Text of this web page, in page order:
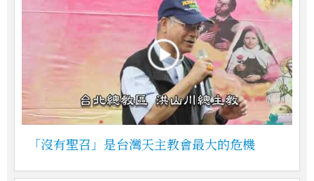
「沒有聖召」是台灣天主教會最大的危機